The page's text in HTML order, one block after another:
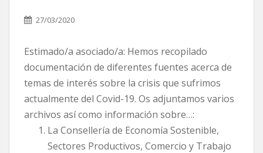
27/03/2020
Estimado/a asociado/a: Hemos recopilado
documentación de diferentes fuentes acerca de
temas de interés sobre la crisis que sufrimos
actualmente del Covid-19. Os adjuntamos varios
archivos así como información sobre…:
La Consellería de Economía Sostenible,
Sectores Productivos, Comercio y Trabajo